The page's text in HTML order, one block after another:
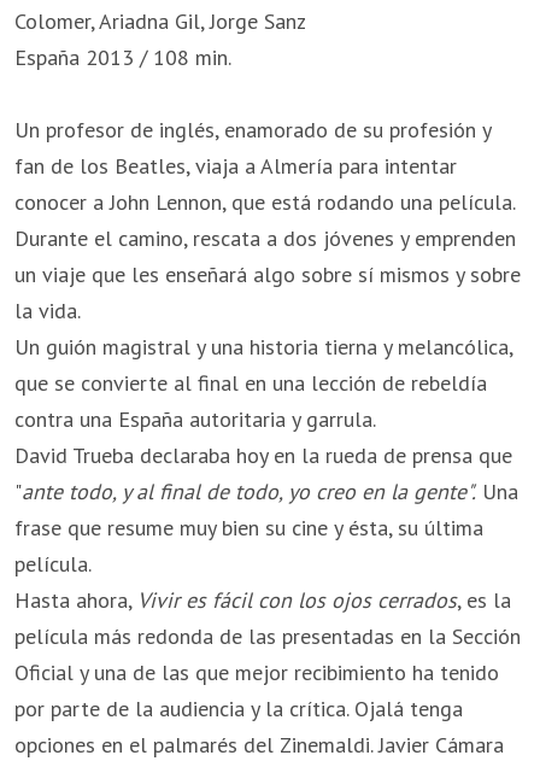
Colomer, Ariadna Gil, Jorge Sanz
España 2013 / 108 min.
Un profesor de inglés, enamorado de su profesión y
fan de los Beatles, viaja a Almería para intentar
conocer a John Lennon, que está rodando una película.
Durante el camino, rescata a dos jóvenes y emprenden
un viaje que les enseñará algo sobre sí mismos y sobre
la vida.
Un guión magistral y una historia tierna y melancólica,
que se convierte al final en una lección de rebeldía
contra una España autoritaria y garrula.
David Trueba declaraba hoy en la rueda de prensa que
"ante todo, y al final de todo, yo creo en la gente". Una
frase que resume muy bien su cine y ésta, su última
película.
Hasta ahora, Vivir es fácil con los ojos cerrados, es la
película más redonda de las presentadas en la Sección
Oficial y una de las que mejor recibimiento ha tenido
por parte de la audiencia y la crítica. Ojalá tenga
opciones en el palmarés del Zinemaldi. Javier Cámara